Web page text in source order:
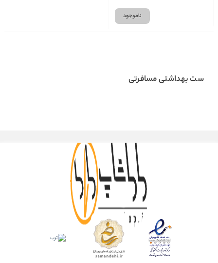
ناموجود
ست بهداشتی مسافرتی